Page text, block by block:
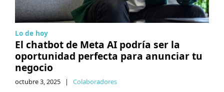
Lo de hoy
El chatbot de Meta AI podría ser la
oportunidad perfecta para anunciar tu
negocio
octubre 3, 2025 | Colaboradores